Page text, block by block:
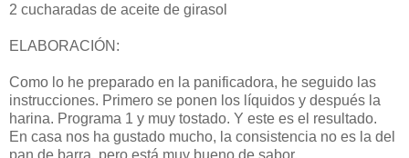
2 cucharadas de aceite de girasol
ELABORACIÓN:
Como lo he preparado en la panificadora, he seguido las
instrucciones. Primero se ponen los líquidos y después la
harina. Programa 1 y muy tostado. Y este es el resultado.
En casa nos ha gustado mucho, la consistencia no es la del
pan de barra, pero está muy bueno de sabor.